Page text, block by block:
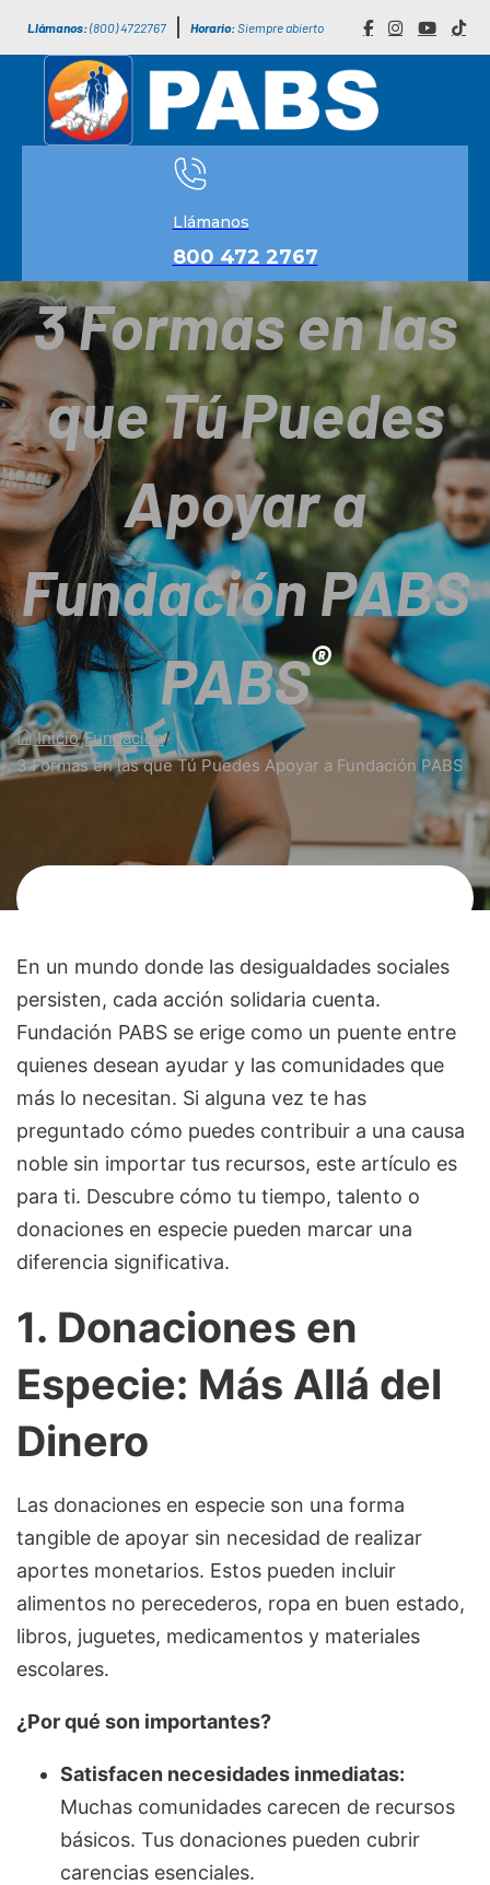
Llámanos:(800) 4722767 Horario:Siempre abierto
Llámanos
800 472 2767
3 Formas en las
que Tú Puedes
Apoyar a
Fundación PABS
PABS®
Inicio/Fundación/
3 Formas en las que Tú Puedes Apoyar a Fundación PABS
En un mundo donde las desigualdades sociales
persisten, cada acción solidaria cuenta.
Fundación PABS se erige como un puente entre
quienes desean ayudar y las comunidades que
más lo necesitan. Si alguna vez te has
preguntado cómo puedes contribuir a una causa
noble sin importar tus recursos, este artículo es
para ti. Descubre cómo tu tiempo, talento o
donaciones en especie pueden marcar una
diferencia significativa.
1. Donaciones en
Especie: Más Allá del
Dinero
Las donaciones en especie son una forma
tangible de apoyar sin necesidad de realizar
aportes monetarios. Estos pueden incluir
alimentos no perecederos, ropa en buen estado,
libros, juguetes, medicamentos y materiales
escolares.
¿Por qué son importantes?
Satisfacen necesidades inmediatas:
Muchas comunidades carecen de recursos
básicos. Tus donaciones pueden cubrir
carencias esenciales.